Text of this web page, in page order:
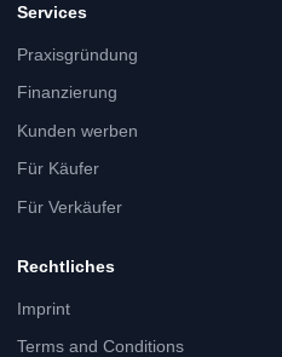
Services
Praxisgründung
Finanzierung
Kunden werben
Für Käufer
Für Verkäufer
Rechtliches
Imprint
Terms and Conditions